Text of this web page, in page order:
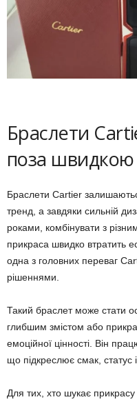
Браслети
поза
Браслети Cartier
тренд, а завдяки сильній
роками, комбінувати з
прикраса швидко втратить
одна з головних переваг
рішеннями.
Такий браслет може стати
глибшим змістом або
емоційної цінності. Він
що підкреслює смак, статус і
Для тих, хто шукає